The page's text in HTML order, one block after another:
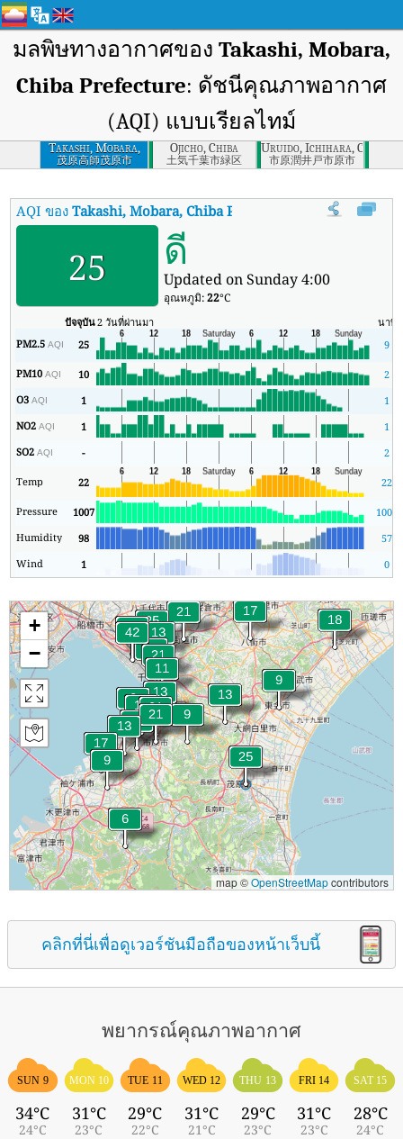
มลพิษทางอากาศของ Takashi, Mobara,
Chiba Prefecture: ดัชนีคุณภาพอากาศ
(AQI) แบบเรียลไทม์
Takashi, Mobara,
Chiba Prefecture
茂原高師茂原市
Ojicho, Chiba
土気千葉市緑区
Uruido, Ichihara, Chiba
市原潤井戸市原市
AQI ของTakashi, Mobara, Chiba Prefecture ดัชนีคุณภาพอากาศ
25 ดี
Updated on Sunday 4:00
อุณหภูมิ:22°C
ปัจจุบัน2 วันที่ผ่านมา นาที
PM2.5AQI 25 9
PM10AQI 10
2
O3AQI 1
1
NO2AQI 1
1
SO2AQI - 2
Temp 22 22
Pressure 1007 1006
Humidity
98
57
Wind
1 0
+
−
map ©OpenStreetMapcontributors
คลิกที่นี่เพื่อดูเวอร์ชันมือถือของหน้าเว็บนี้
พยากรณ์คุณภาพอากาศ
SUN 9
34°C
24°C
MON 10
31°C
23°C
TUE 11
29°C
22°C
WED 12
31°C
21°C
THU 13
29°C
23°C
FRI 14
31°C
23°C
SAT 15
28°C
24°C